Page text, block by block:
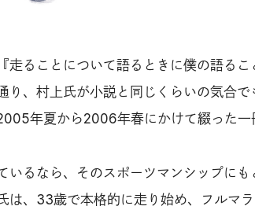
ることについて語るときに僕の語るこ
、村上氏が小説と同じくらいの気合で
年夏から2006年春にかけて綴った一
いるなら、そのスポーツマンシップにも
は、33歳で本格的に走り始め、フルマ